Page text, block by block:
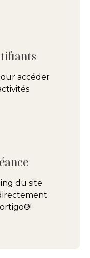
accéder
du site